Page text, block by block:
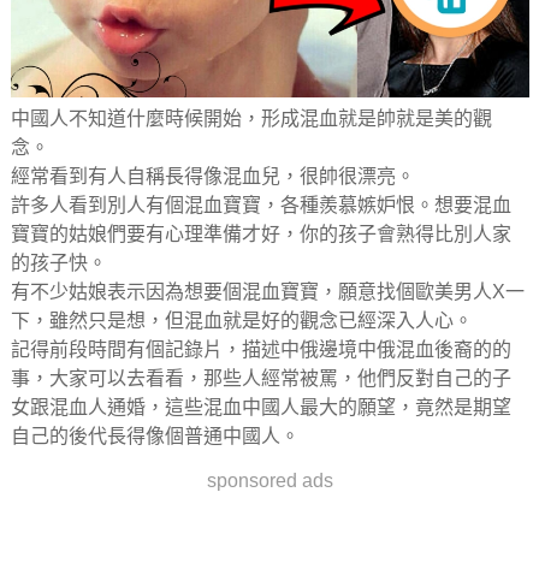
中國人不知道什麼時候開始，形成混血就是帥就是美的觀
念。
經常看到有人自稱長得像混血兒，很帥很漂亮。
許多人看到別人有個混血寶寶，各種羨慕嫉妒恨。想要混血
寶寶的姑娘們要有心理準備才好，你的孩子會熟得比別人家
的孩子快。
有不少姑娘表示因為想要個混血寶寶，願意找個歐美男人X一
下，雖然只是想，但混血就是好的觀念已經深入人心。
記得前段時間有個記錄片，描述中俄邊境中俄混血後裔的的
事，大家可以去看看，那些人經常被罵，他們反對自己的子
女跟混血人通婚，這些混血中國人最大的願望，竟然是期望
自己的後代長得像個普通中國人。
sponsored ads